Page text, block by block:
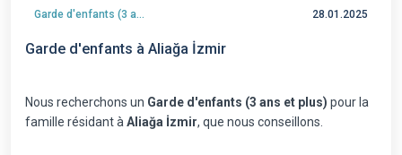
Garde d'enfants (3 ans et plus) 28.01.2025
Garde d'enfants à Aliağa İzmir
Nous recherchons un Garde d'enfants (3 ans et plus) pour la
famille résidant à Aliağa İzmir, que nous conseillons.